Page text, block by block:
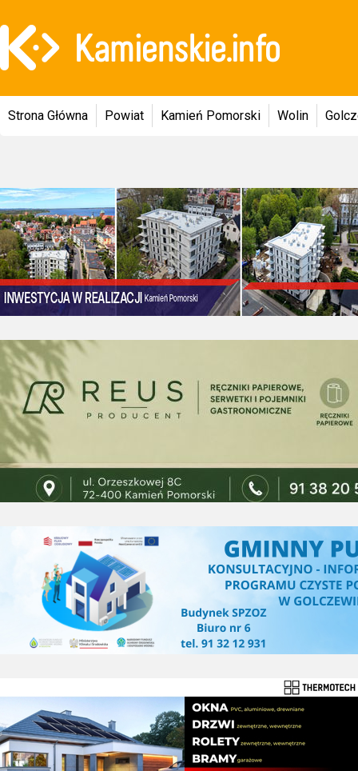
Strona Główna Powiat Kamień Pomorski Wolin